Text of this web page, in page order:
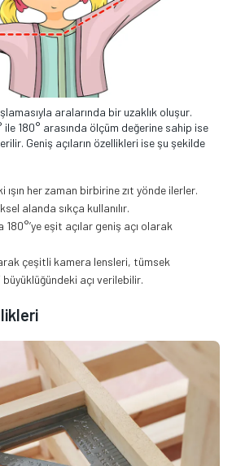
aralarında bir uzaklık oluşur.
ile 180° arasında ölçüm değerine sahip ise
Geniş açıların özellikleri ise şu şekilde
ışın her zaman birbirine zıt yönde ilerler.
alanda sıkça kullanılır.
180°’ye eşit açılar geniş açı olarak
çeşitli kamera lensleri, tümsek
büyüklüğündeki açı verilebilir.